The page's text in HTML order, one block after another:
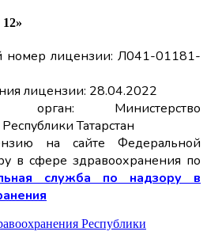
номер лицензии: Л041-01181-
лицензии: 28.04.2022
орган: Министерство
Татарстан
на сайте Федеральной
в сфере здравоохранения по
служба по надзору в